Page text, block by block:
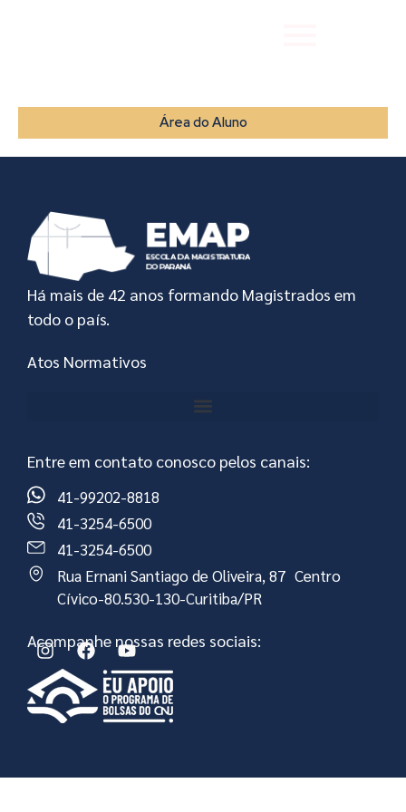
Área do Aluno
Há mais de 42 anos formando Magistrados em
todo o país.
Atos Normativos
Entre em contato conosco pelos canais:
41-99202-8818
41-3254-6500
41-3254-6500
Rua Ernani Santiago de Oliveira, 87 Centro
Cívico-80.530-130-Curitiba/PR
Acompanhe nossas redes sociais: